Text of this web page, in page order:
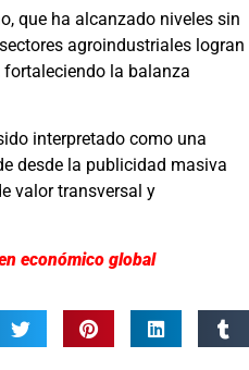
que ha alcanzado niveles sin
agroindustriales logran
la balanza
interpretado como una
desde la publicidad masiva
valor transversal y
económico global